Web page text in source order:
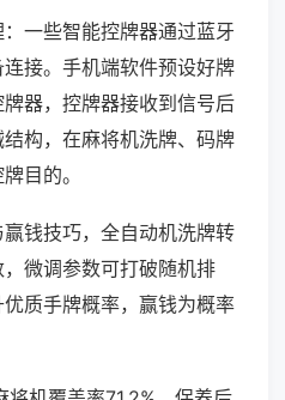
一些智能控牌器通过蓝牙
接。手机端软件预设好牌
器，控牌器接收到信号后
构，在麻将机洗牌、码牌
目的。
钱技巧，全自动机洗牌转
微调参数可打破随机排
质手牌概率，赢钱为概率